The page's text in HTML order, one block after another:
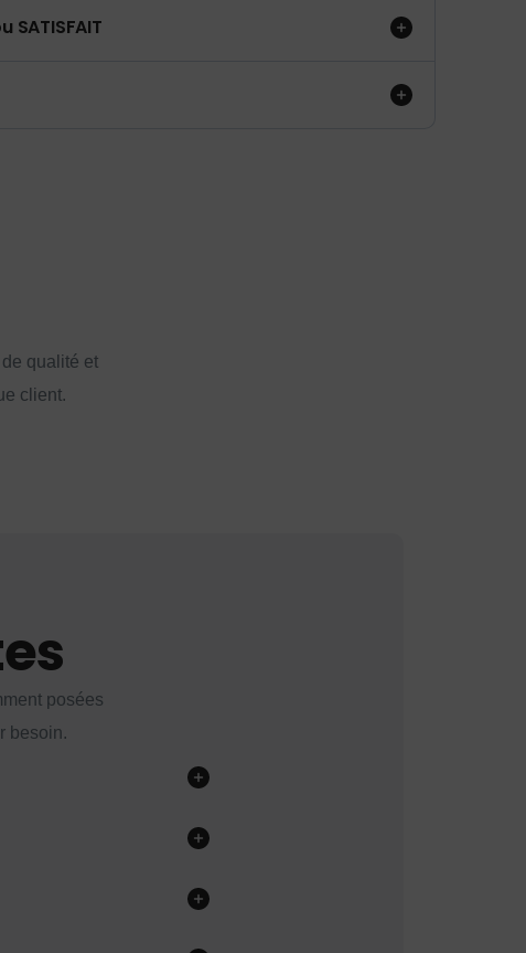
SATISFAIT
qualité et
client.
posées
besoin.